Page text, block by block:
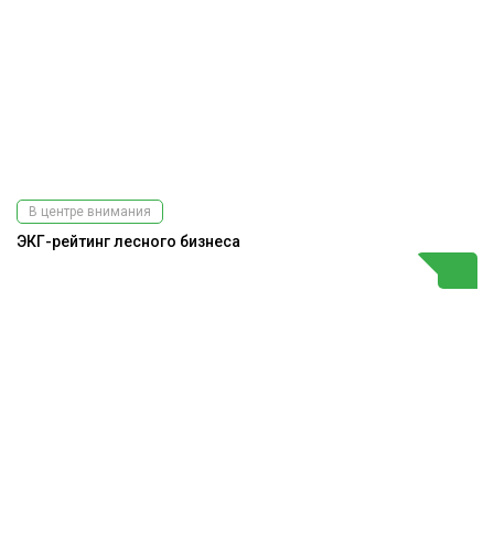
В центре внимания
ЭКГ-рейтинг лесного бизнеса